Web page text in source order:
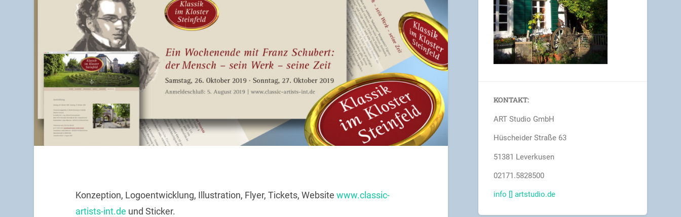
Konzeption, Logoentwicklung, Illustration, Flyer, Tickets, Website www.classic-
artists-int.de und Sticker.
KONTAKT:
ART Studio GmbH
Hüscheider Straße 63
51381 Leverkusen
02171.5828500
info [] artstudio.de